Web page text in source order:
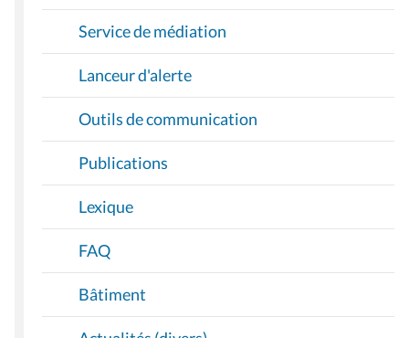
Service de médiation
Lanceur d'alerte
Outils de communication
Publications
Lexique
FAQ
Bâtiment
Actualités (divers)